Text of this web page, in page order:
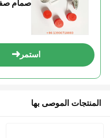
صمام
استمر
المنتجات الموصى بها